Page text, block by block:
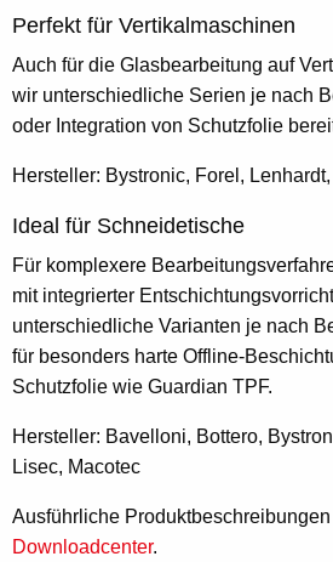
Perfekt für Vertikalmaschinen
Auch für die Glasbearbeitung auf
wir unterschiedliche Serien je nach
oder Integration von Schutzfolie
Hersteller: Bystronic, Forel,
Ideal für Schneidetische
Für komplexere
mit integrierter
unterschiedliche Varianten je nach
für besonders harte Offline-
Schutzfolie wie Guardian TPF.
Hersteller: Bavelloni, Bottero,
Lisec, Macotec
Ausführliche
Downloadcenter.